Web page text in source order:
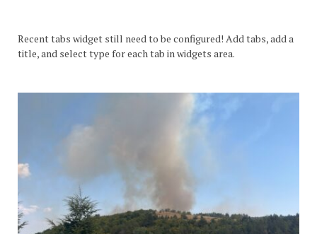
Recent tabs widget still need to be configured! Add tabs, add a
title, and select type for each tab in widgets area.